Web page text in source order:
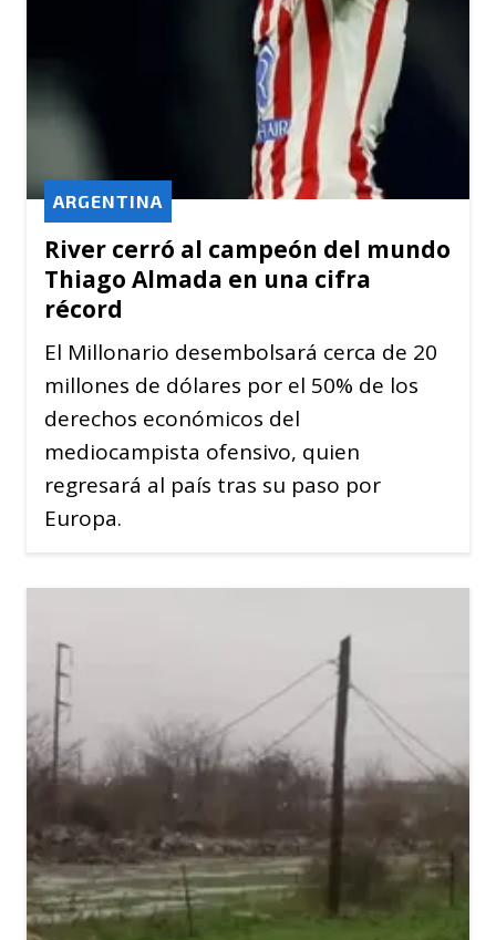
River cerró al campeón del mundo
Thiago Almada en una cifra
récord
ARGENTINA
El Millonario desembolsará cerca de 20
millones de dólares por el 50% de los
derechos económicos del
mediocampista ofensivo, quien
regresará al país tras su paso por
Europa.